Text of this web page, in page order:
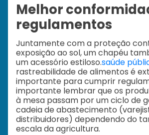
Melhor
regulamentos
Juntamente com a proteção
exposição ao sol, um chapéu
um acessório estiloso.saúde
rastreabilidade de alimentos é
importante para cumprir
importante lembrar que os
à mesa passam por um ciclo de
cadeia de abastecimento
distribuidores) dependendo do
escala da agricultura.